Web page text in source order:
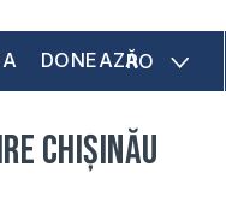
DONEAZĂRO
Chișinău